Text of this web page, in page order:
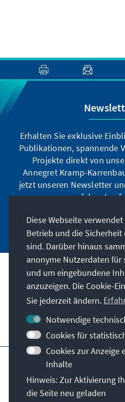
Erhalten Sie exklusive
Publikationen, spannende
Projekte direkt von
Annegret Kramp-
jetzt unseren Newsletter
auf dem
Jetzt
Unser Auftrag
Kontakt
Weitere Angebote der Stiftung
Impressum
Erklärung zur
Sitemap
Diese Webseite
Betrieb und die
sind. Darüber hinaus
anonyme Nutzerdaten für
und um eingebundene
anzuzeigen. Die Cookie-
Sie jederzeit ändern.
Notwendige
Cookies für
Cookies zur Anzeige
Inhalte
Hinweis: Zur Aktivierung
die Seite neu geladen